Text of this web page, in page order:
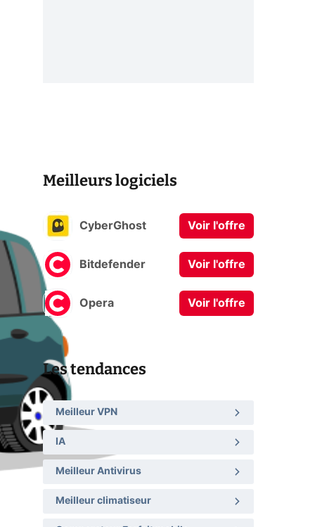
Meilleurs logiciels
CyberGhost Voir l'offre
Bitdefender Voir l'offre
Opera Voir l'offre
Les tendances
Meilleur VPN
IA
Meilleur Antivirus
Meilleur climatiseur